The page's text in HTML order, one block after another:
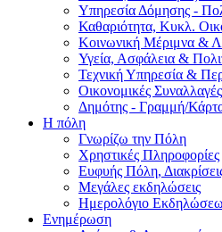
Υπηρεσία Δόμησης -
Καθαριότητα, Κυκλ.
Kοινωνική Μέριμνα &
Υγεία, Ασφάλεια &
Τεχνική Υπηρεσία &
Οικονομικές
Δημότης - Γραμμή/
Η πόλη
Γνωρίζω την Πόλη
Χρηστικές Πληροφορίες
Ευφυής Πόλη,
Μεγάλες εκδηλώσεις
Ημερολόγιο
Ενημέρωση